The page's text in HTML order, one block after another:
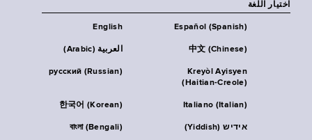
اختيار اللغة
English Español (Spanish)
العربية (Arabic) 中文 (Chinese)
русский (Russian)
Kreyòl Ayisyen
(Haitian-Creole)
한국어 (Korean) Italiano (Italian)
বাংলা (Bengali) אידיש (Yiddish)